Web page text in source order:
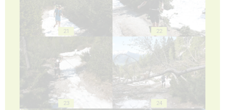
21 22
23 24